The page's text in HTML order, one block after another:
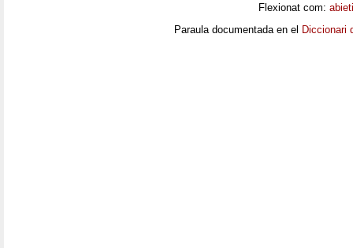
Flexionat com:
Paraula documentada en el Diccionari